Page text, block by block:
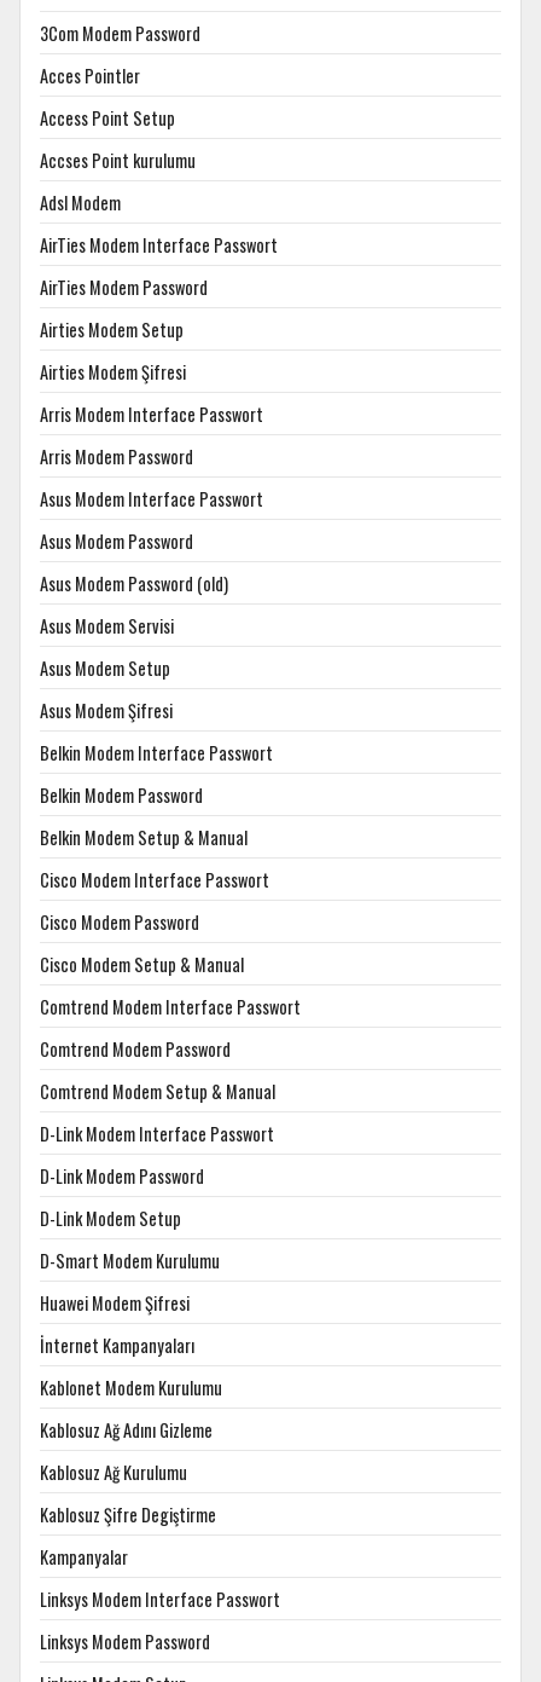
3Com Modem Password
Acces Pointler
Access Point Setup
Accses Point kurulumu
Adsl Modem
AirTies Modem Interface Passwort
AirTies Modem Password
Airties Modem Setup
Airties Modem Şifresi
Arris Modem Interface Passwort
Arris Modem Password
Asus Modem Interface Passwort
Asus Modem Password
Asus Modem Password (old)
Asus Modem Servisi
Asus Modem Setup
Asus Modem Şifresi
Belkin Modem Interface Passwort
Belkin Modem Password
Belkin Modem Setup & Manual
Cisco Modem Interface Passwort
Cisco Modem Password
Cisco Modem Setup & Manual
Comtrend Modem Interface Passwort
Comtrend Modem Password
Comtrend Modem Setup & Manual
D-Link Modem Interface Passwort
D-Link Modem Password
D-Link Modem Setup
D-Smart Modem Kurulumu
Huawei Modem Şifresi
İnternet Kampanyaları
Kablonet Modem Kurulumu
Kablosuz Ağ Adını Gizleme
Kablosuz Ağ Kurulumu
Kablosuz Şifre Degiştirme
Kampanyalar
Linksys Modem Interface Passwort
Linksys Modem Password